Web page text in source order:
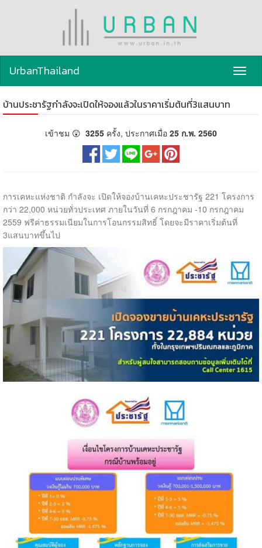
UrbanThailand
บ้านประชารัฐกำลังจะเปิดให้จองแล้วในราคาเริ่มต้นที่3แสนบาท
เข้าชม 😲 3255 ครั้ง, ประกาศเมื่อ 25 ก.พ. 2560
การเคหะแห่งชาติ กำลังจะ เปิดให้จองบ้านเคหะประชารัฐ 221 โครงการ
กว่า 22,000 หน่วยทั่วประเทศ ภายในวันที่ 6 กรกฎาคม -10 กรกฎาคม
2559 ฟรีค่าธรรมเนียมในการโอนกรรมสิทธิ์ โดยจะมีราคาเริ่มต้นที่
3แสนบาทขึ้นไป